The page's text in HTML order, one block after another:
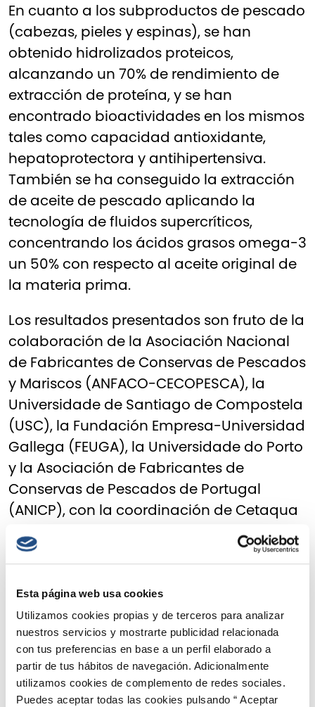
Esta página web usa cookies
Utilizamos cookies propias y de terceros para analizar
nuestros servicios y mostrarte publicidad relacionada
con tus preferencias en base a un perfil elaborado a
partir de tus hábitos de navegación. Adicionalmente
utilizamos cookies de complemento de redes sociales.
Puedes aceptar todas las cookies pulsando “ Aceptar
En cuanto a los subproductos de pescado
(cabezas, pieles y espinas), se han
obtenido hidrolizados proteicos,
alcanzando un 70% de rendimiento de
extracción de proteína, y se han
encontrado bioactividades en los mismos
tales como capacidad antioxidante,
hepatoprotectora y antihipertensiva.
También se ha conseguido la extracción
de aceite de pescado aplicando la
tecnología de fluidos supercríticos,
concentrando los ácidos grasos omega-3
un 50% con respecto al aceite original de
la materia prima.
Los resultados presentados son fruto de la
colaboración de la Asociación Nacional
de Fabricantes de Conservas de Pescados
y Mariscos (ANFACO-CECOPESCA), la
Universidade de Santiago de Compostela
(USC), la Fundación Empresa-Universidad
Gallega (FEUGA), la Universidade do Porto
y la Asociación de Fabricantes de
Conservas de Pescados de Portugal
(ANICP), con la coordinación de Cetaqua
Galicia.
Los principales actores, reunidos en
Santiago
El evento final congregó a los actores más
importantes del sector. Desde la esfera
pública, Rosa Quintana, Conselleira do
Mar de la Xunta de Galicia, fue la